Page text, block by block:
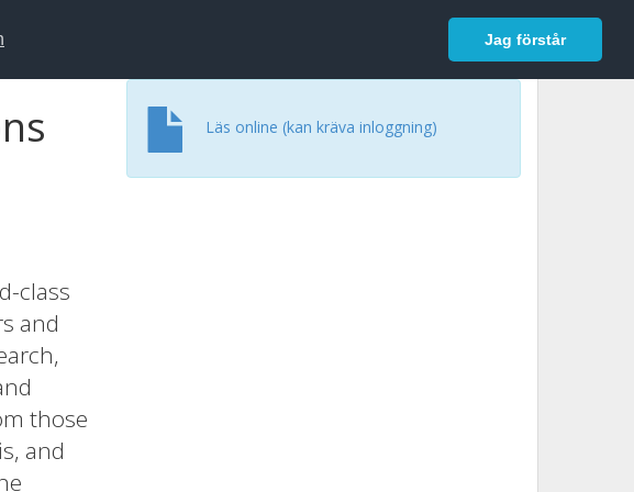
Jag förstår
Logga in
class
and
those
and
Läs online (kan kräva inloggning)